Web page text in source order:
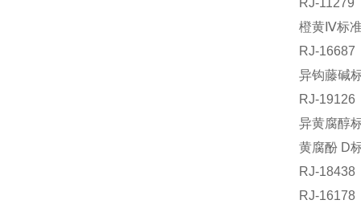
RJ-
橙黄Ⅳ标
RJ-
异钩藤碱
RJ-
异黄腐醇
黄腐酚 D
RJ-
RJ-